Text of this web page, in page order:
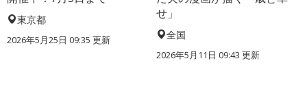
東京都
2026年5月25日 09:35 更新
せ」
全国
2026年5月11日 09:43 更新